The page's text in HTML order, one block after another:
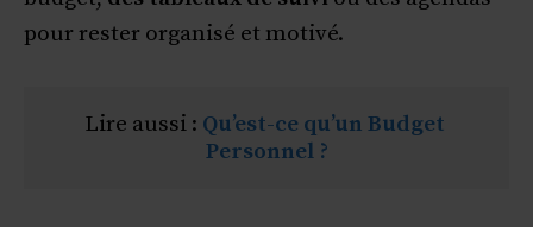
pour rester organisé et motivé.
Lire aussi : Qu’est-ce qu’un Budget
Personnel ?